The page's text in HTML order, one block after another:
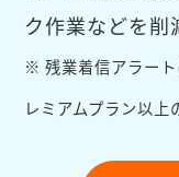
ク作業などを削
※ 残業着信アラー
レミアムプラン以上